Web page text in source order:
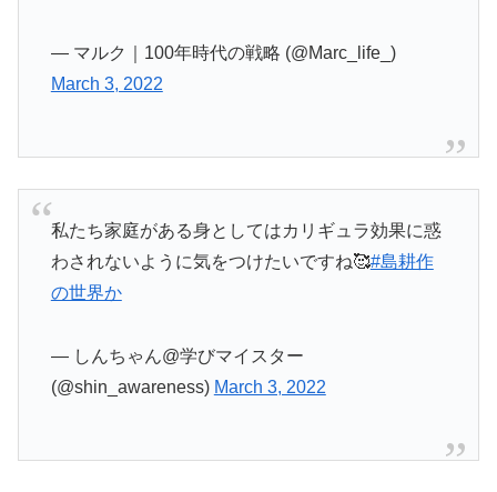
— マルク｜100年時代の戦略 (@Marc_life_)
March 3, 2022
私たち家庭がある身としてはカリギュラ効果に惑
わされないように気をつけたいですね🥰#島耕作
の世界か
— しんちゃん@学びマイスター
(@shin_awareness) March 3, 2022